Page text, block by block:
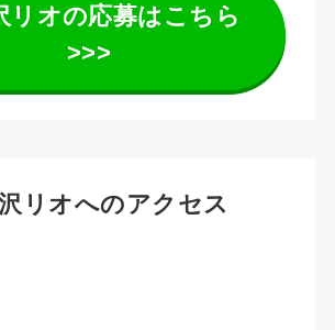
リオの応募はこちら
>>>
リオへのアクセス